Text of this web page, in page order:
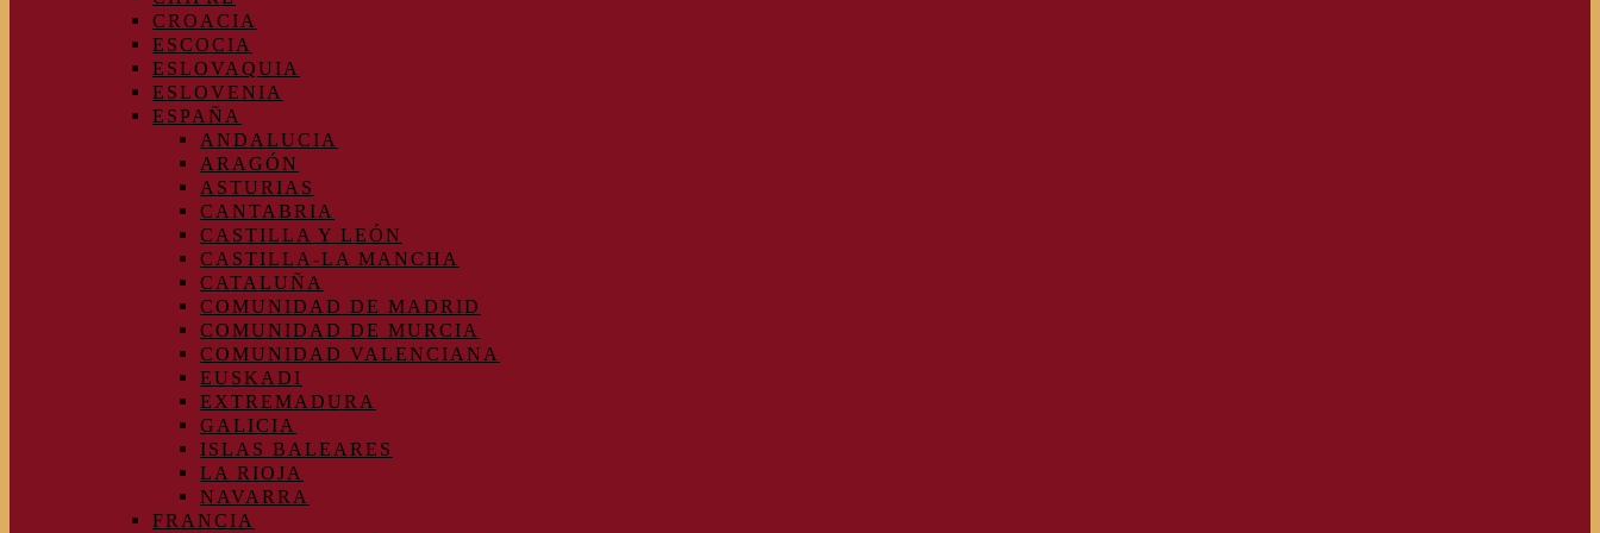
CROACIA
ESCOCIA
ESLOVAQUIA
ESLOVENIA
ESPAÑA
ANDALUCIA
ARAGÓN
ASTURIAS
CANTABRIA
CASTILLA Y LEÓN
CASTILLA-LA MANCHA
CATALUÑA
COMUNIDAD DE MADRID
COMUNIDAD DE MURCIA
COMUNIDAD VALENCIANA
EUSKADI
EXTREMADURA
GALICIA
ISLAS BALEARES
LA RIOJA
NAVARRA
FRANCIA